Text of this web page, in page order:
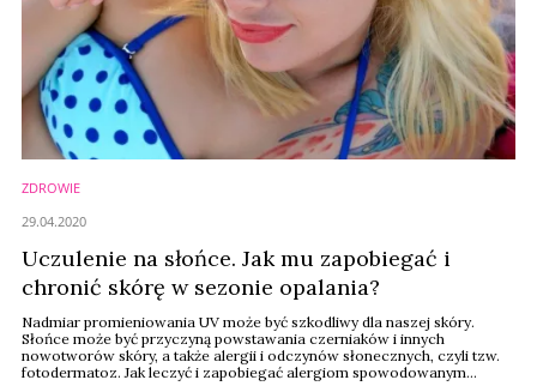
ZDROWIE
Uczulenie na słońce. Jak mu zapobiegać i
chronić skórę w sezonie opalania?
Nadmiar promieniowania UV może być szkodliwy dla naszej skóry.
Słońce może być przyczyną powstawania czerniaków i innych
nowotworów skóry, a także alergii i odczynów słonecznych, czyli tzw.
fotodermatoz. Jak leczyć i zapobiegać alergiom spowodowanym
29.04.2020